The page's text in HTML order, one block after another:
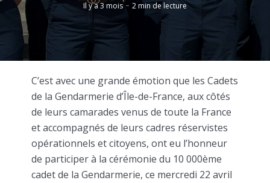
Il y a 3 mois 2 min de lecture
C’est avec une grande émotion que les Cadets
de la Gendarmerie d’Île-de-France, aux côtés
de leurs camarades venus de toute la France
et accompagnés de leurs cadres réservistes
opérationnels et citoyens, ont eu l’honneur
de participer à la cérémonie du 10 000ème
cadet de la Gendarmerie, ce mercredi 22 avril